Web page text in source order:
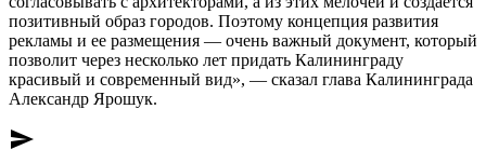
позитивный образ городов. Поэтому концепция развития
рекламы и ее размещения — очень важный документ, который
позволит через несколько лет придать Калининграду
красивый и современный вид», — сказал глава Калининграда
Александр Ярошук.
send